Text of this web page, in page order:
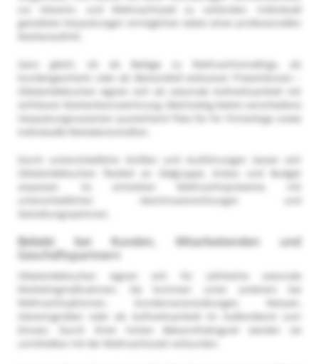
zur Advents- und Weihnachtszeit zu verbinden. Individuell
gestaltete Verpackungen ermöglichen dabei einen professionellen
Ganz gleich, ob als Beilage zu Weihnachtsmailings, als
Kundengeschenk oder als Bestandteil exklusiver Präsentboxen –
Oblatenlebkuchen eignen sich als saisonale Aufmerksamkeit mit
sichtbarer Markenkennzeichnung. Gleichzeitig bieten verschiedene
Verpackungsvarianten ausreichend Platz für Ihr Firmenlogo sowie
individuelle Werbebotschaften.
Durch unterschiedliche Größen und Ausführungen lassen sich
Oblatenlebkuchen flexibel an Zielgruppe, Anlass und Budget
anpassen. So entstehen Weihnachtspräsente, mit
unterschiedlichen Geschmacksrichtungen und
Gestaltungsoptionen.
Beliebt bei Kunden, Mitarbeitenden und
Geschäftspartnern
Oblatenlebkuchen eignen sich für zahlreiche saisonale
Marketingmaßnahmen. Sie kommen unter anderem bei
Weihnachtsaktionen, Kundenveranstaltungen, Messen,
Adventsgrüßen oder als Aufmerksamkeit im Außendienst zum
Einsatz. Durch ihren hohen Bekanntheitsgrad werden sie
unmittelbar mit der Weihnachtszeit verbunden.